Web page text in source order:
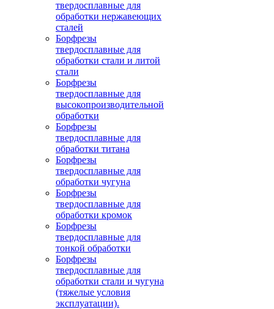
твердосплавные для
обработки нержавеющих
сталей
Борфрезы
твердосплавные для
обработки стали и литой
стали
Борфрезы
твердосплавные для
высокопроизводительной
обработки
Борфрезы
твердосплавные для
обработки титана
Борфрезы
твердосплавные для
обработки чугуна
Борфрезы
твердосплавные для
обработки кромок
Борфрезы
твердосплавные для
тонкой обработки
Борфрезы
твердосплавные для
обработки стали и чугуна
(тяжелые условия
эксплуатации).